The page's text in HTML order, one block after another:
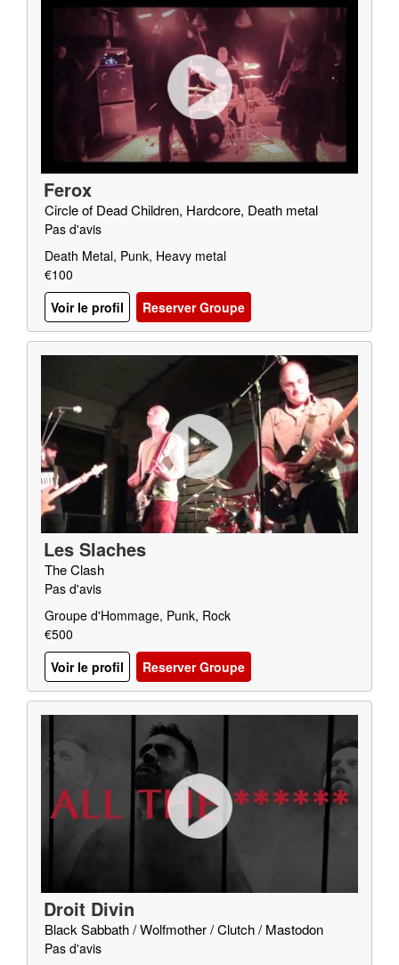
Ferox
Circle of Dead Children, Hardcore, Death metal
Pas d'avis
Death Metal, Punk, Heavy metal
€100
Voir le profil
Reserver Groupe
Les Slaches
The Clash
Pas d'avis
Groupe d'Hommage, Punk, Rock
€500
Voir le profil
Reserver Groupe
Droit Divin
Black Sabbath / Wolfmother / Clutch / Mastodon
Pas d'avis